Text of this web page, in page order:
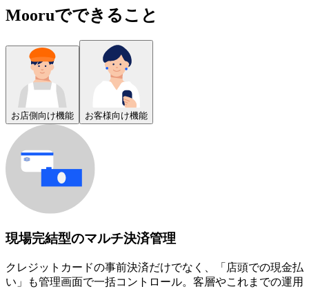
Mooruでできること
お店側向け機能 お客様向け機能
現場完結型のマルチ決済管理
クレジットカードの事前決済だけでなく、「店頭での現金払
い」も管理画面で一括コントロール。客層やこれまでの運用